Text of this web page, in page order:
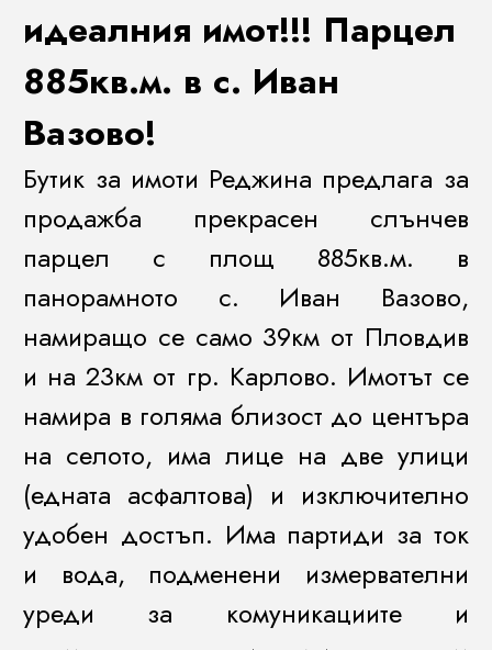
идеалния имот!!! Парцел
885кв.м. в с. Иван
Вазово!
Бутик за имоти Реджина предлага за
продажба прекрасен слънчев
парцел с площ 885кв.м. в
панорамното с. Иван Вазово,
намиращо се само 39км от Пловдив
и на 23км от гр. Карлово. Имотът се
намира в голяма близост до центъра
на селото, има лице на две улици
(едната асфалтова) и изключително
удобен достъп. Има партиди за ток
и вода, подменени измервателни
уреди за комуникациите и